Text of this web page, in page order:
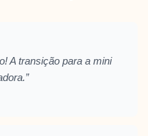
A transição para a mini